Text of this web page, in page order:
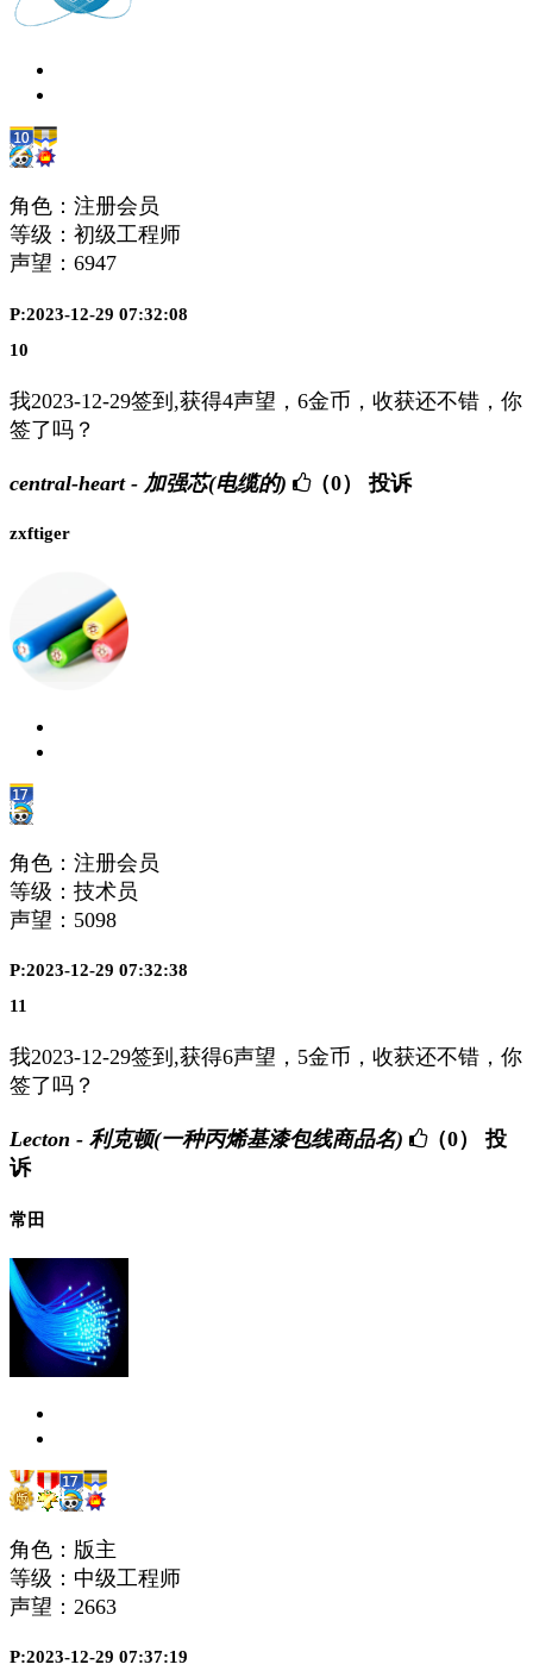
角色：注册会员
等级：初级工程师
声望： 6947
P:2023-12-29 07:32:08
10
我2023-12-29签到,获得4声望，6金币，收获还不错，你
签了吗？
central-heart - 加强芯(电缆的) （0） 投诉
zxftiger
角色：注册会员
等级：技术员
声望： 5098
P:2023-12-29 07:32:38
11
我2023-12-29签到,获得6声望，5金币，收获还不错，你
签了吗？
Lecton - 利克顿(一种丙烯基漆包线商品名) （0）
投
诉
常田
角色：版主
等级：中级工程师
声望： 2663
P:2023-12-29 07:37:19